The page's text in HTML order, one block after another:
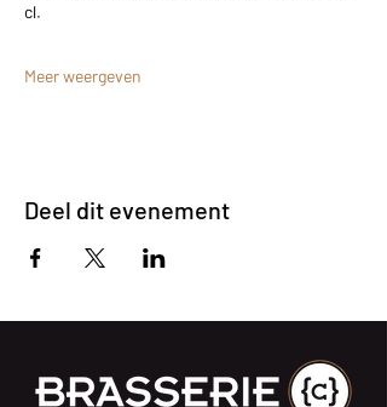
cl.
Meer weergeven
Deel dit evenement